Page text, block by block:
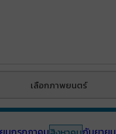
เลือกภาพยนตร์